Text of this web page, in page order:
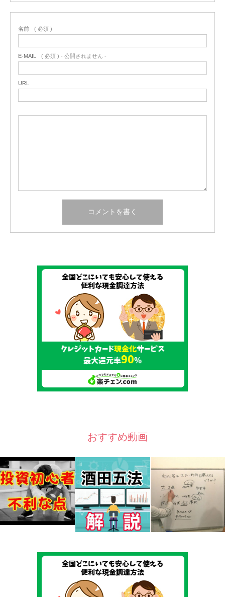
名前 ( 必須 )
E-MAIL ( 必須 ) - 公開されません -
URL
おすすめ動画